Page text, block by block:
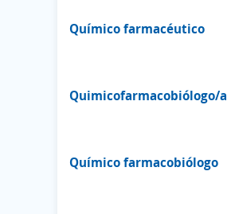
Químico farmacéutico
Quimicofarmacobiólogo/a
Químico farmacobiólogo